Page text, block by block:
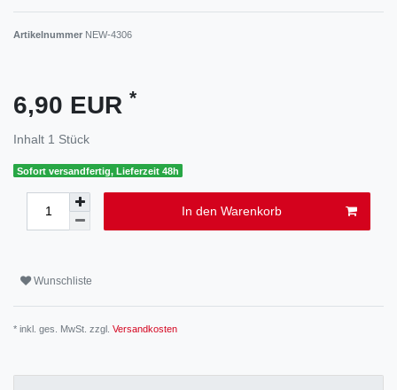
Artikelnummer NEW-4306
6,90 EUR *
Inhalt 1 Stück
Sofort versandfertig, Lieferzeit 48h
In den Warenkorb
Wunschliste
* inkl. ges. MwSt. zzgl. Versandkosten